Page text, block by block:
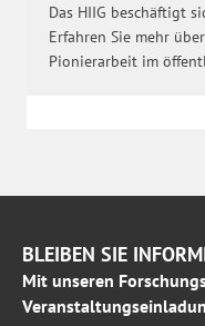
Das HIIG beschäftigt
Erfahren Sie mehr
Pionierarbeit im
BLEIBEN SIE
Mit unseren